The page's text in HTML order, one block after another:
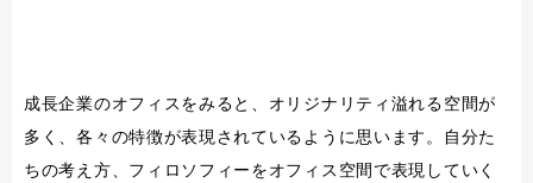
成長企業のオフィスをみると、オリジナリティ溢れる空間が
多く、各々の特徴が表現されているように思います。自分た
ちの考え方、フィロソフィーをオフィス空間で表現していく